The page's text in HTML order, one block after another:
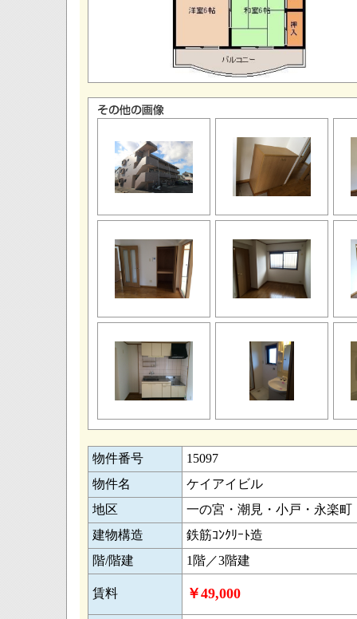
物件番号
15097
物件名
ケイアイビル
地区
一の宮・潮見・小戸・永楽町
建物構造
鉄筋ｺﾝｸﾘｰﾄ造
階/階建
1階／3階建
賃料 ￥49,000